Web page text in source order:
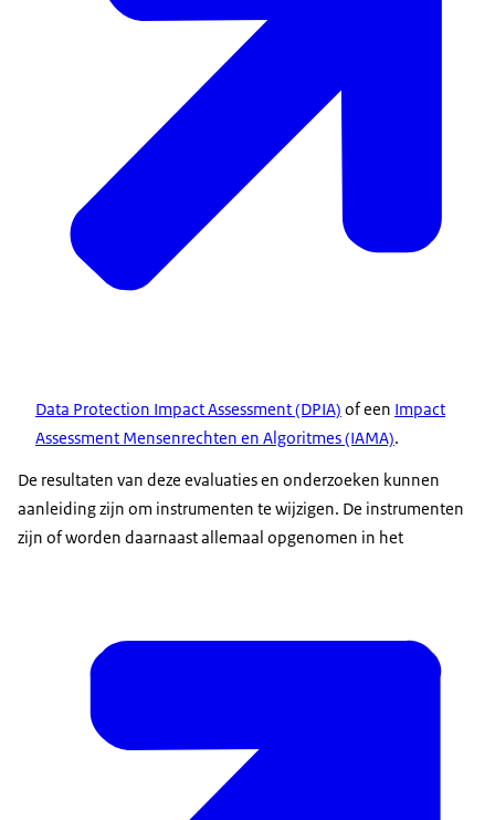
Data Protection Impact Assessment (DPIA) of een Impact
Assessment Mensenrechten en Algoritmes (IAMA).
De resultaten van deze evaluaties en onderzoeken kunnen
aanleiding zijn om instrumenten te wijzigen. De instrumenten
zijn of worden daarnaast allemaal opgenomen in het